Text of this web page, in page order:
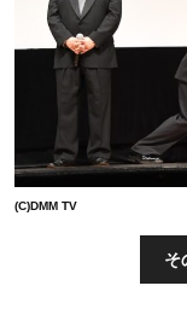
(C)DMM TV
そ